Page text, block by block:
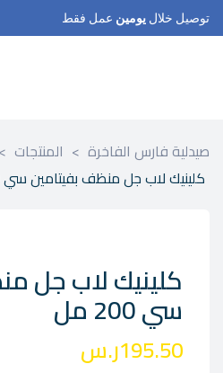
توصيل خلال يومين عمل فقط
صيدلية فارس الفاخرة > المنتجات >
كلينيك لاب جل منظف بفيتامين سي 200 مل
كلينيك لاب جل
سي 200 مل
195.50ر.س